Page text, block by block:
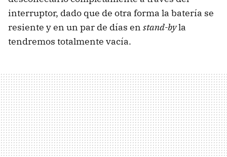
interruptor, dado que de otra forma la batería se
resiente y en un par de días en stand-byla
tendremos totalmente vacía.